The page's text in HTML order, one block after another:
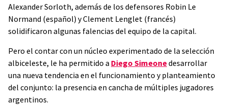
Alexander Sorloth, además de los defensores Robin Le
Normand (español) y Clement Lenglet (francés)
solidificaron algunas falencias del equipo de la capital.
Pero el contar con un núcleo experimentado de la selección
albiceleste, le ha permitido a Diego Simeonedesarrollar
una nueva tendencia en el funcionamiento y planteamiento
del conjunto: la presencia en cancha de múltiples jugadores
argentinos.